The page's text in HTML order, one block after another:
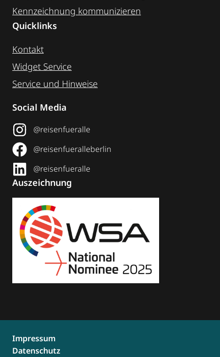
Kennzeichnung ­kommunizieren
Quicklinks
Kontakt
Widget Service
Service und Hinweise
Social Media
@reisenfueralle
@reisenfueralleberlin
@reisenfueralle
Auszeichnung
Impressum
Datenschutz